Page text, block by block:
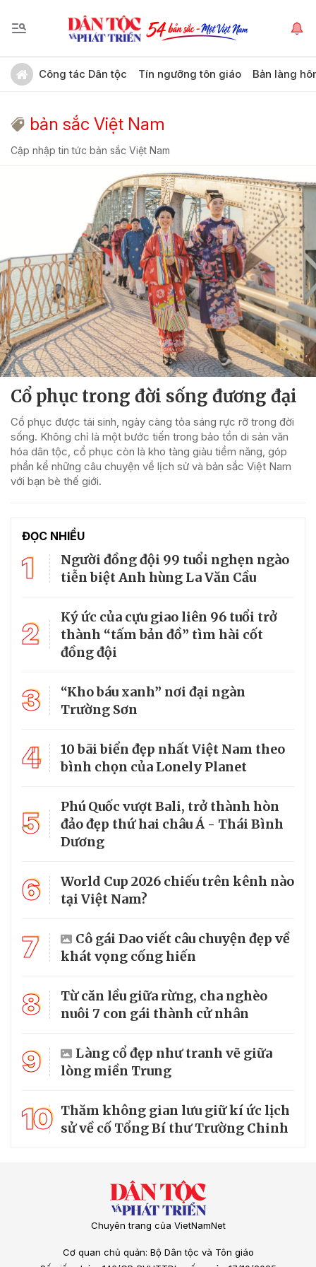
Công tác Dân tộc Tín ngưỡng tôn giáo Bản làng
bản sắc Việt Nam
Cập nhập tin tức bản sắc Việt Nam
Cổ phục trong đời sống đương đại
Cổ phục được tái sinh, ngày càng tỏa sáng rực rỡ trong đời
sống. Không chỉ là một bước tiến trong bảo tồn di sản văn
hóa dân tộc, cổ phục còn là kho tàng giàu tiềm năng, góp
phần kể những câu chuyện về lịch sử và bản sắc Việt Nam
với bạn bè thế giới.
ĐỌC NHIỀU
1
Người đồng đội 99 tuổi nghẹn ngào
tiễn biệt Anh hùng La Văn Cầu
2
Ký ức của cựu giao liên 96 tuổi trở
thành “tấm bản đồ” tìm hài cốt
đồng đội
3
“Kho báu xanh” nơi đại ngàn
Trường Sơn
4
10 bãi biển đẹp nhất Việt Nam theo
bình chọn của Lonely Planet
5
Phú Quốc vượt Bali, trở thành hòn
đảo đẹp thứ hai châu Á - Thái Bình
Dương
6
World Cup 2026 chiếu trên kênh nào
tại Việt Nam?
7
Cô gái Dao viết câu chuyện đẹp về
khát vọng cống hiến
8
Từ căn lều giữa rừng, cha nghèo
nuôi 7 con gái thành cử nhân
9
Làng cổ đẹp như tranh vẽ giữa
lòng miền Trung
10 Thăm không gian lưu giữ kí ức lịch
sử về cố Tổng Bí thư Trường Chinh
Chuyên trang của VietNamNet
Cơ quan chủ quản: Bộ Dân tộc và Tôn giáo